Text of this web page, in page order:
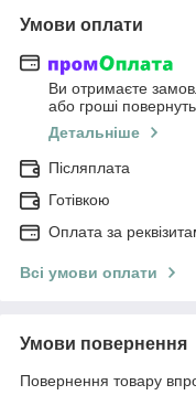
Умови оплати
Ви отримаєте
або гроші
Детальніше
Післяплата
Готівкою
Оплата за
Всі умови оплати
Умови повернення
Повернення товару